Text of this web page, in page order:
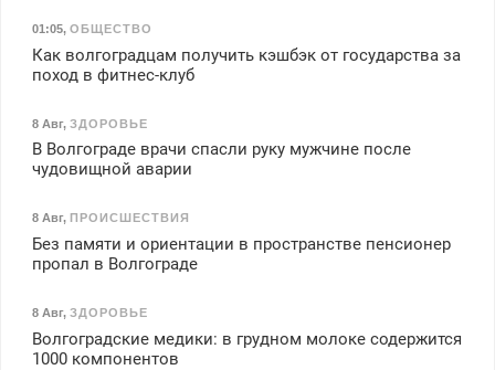
01:05, ОБЩЕСТВО
Как волгоградцам получить кэшбэк от государства за
поход в фитнес-клуб
8 Авг, ЗДОРОВЬЕ
В Волгограде врачи спасли руку мужчине после
чудовищной аварии
8 Авг, ПРОИСШЕСТВИЯ
Без памяти и ориентации в пространстве пенсионер
пропал в Волгограде
8 Авг, ЗДОРОВЬЕ
Волгоградские медики: в грудном молоке содержится
1000 компонентов